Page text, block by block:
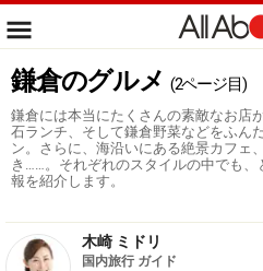
鎌倉のグルメ (2ページ目)
鎌倉には本当にたくさんの素敵なお店
石ランチ、そして鎌倉野菜などをふん
ン。さらに、海沿いにある絶景カフェ
き……。それぞれのスタイルの中でも
報を紹介します。
木崎 ミドリ
国内旅行 ガイド